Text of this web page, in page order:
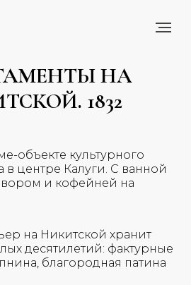
НА
1832
объекте культурного
в центре Калуги. С ванной
и кофейней на
на Никитской хранит
десятилетий: фактурные
благородная патина